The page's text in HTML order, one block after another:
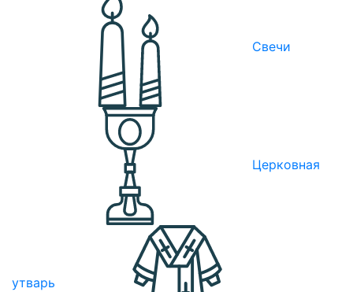
Свечи
Церковная
утварь